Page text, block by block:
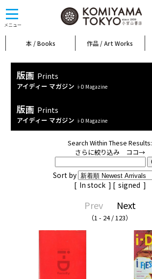
メニュー
toggle
navigation
本 / Books 作品 / Art Works
版画 Prints
アイディー マガジン i-D Magazine
版画 Prints
アイディー マガジン i-D Magazine
Search Within These Results:
さらに絞り込み ココ→
Sort by
[ In stock ] [ signed ]
Prev Next
（1 - 24 / 123）